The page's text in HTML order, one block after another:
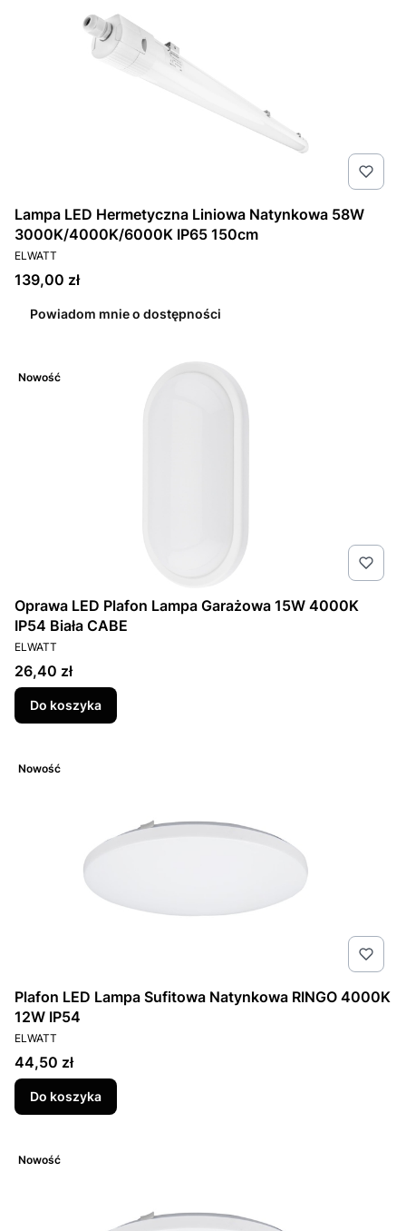
Lampa LED Hermetyczna Liniowa Natynkowa 58W
3000K/4000K/6000K IP65 150cm
PRODUCENT
ELWATT
Cena
139,00 zł
Powiadom mnie o dostępności
Nowość
Oprawa LED Plafon Lampa Garażowa 15W 4000K
IP54 Biała CABE
PRODUCENT
ELWATT
Cena
26,40 zł
Do koszyka
Nowość
Plafon LED Lampa Sufitowa Natynkowa RINGO 4000K
12W IP54
PRODUCENT
ELWATT
Cena
44,50 zł
Do koszyka
Nowość